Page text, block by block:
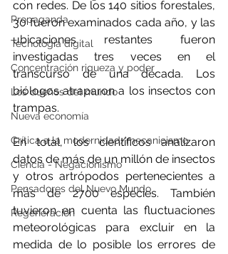
Propaganda
Tecnología digital
Concentración riqueza y poder
Los dueños del mundo
Nueva economía
Crítica a la modernidad/mecanicismo
Ciencia - Negacionismo
Pensadores del Nuevo Mundo
Regeneración
con redes. De los 140 sitios forestales,
30 fueron examinados cada año, y las
ubicaciones restantes fueron
investigadas tres veces en el
transcurso de una década. Los
biólogos atraparon a los insectos con
trampas.
En total, los científicos analizaron
datos de más de un millón de insectos
y otros artrópodos pertenecientes a
más de 2700 especies. También
tuvieron en cuenta las fluctuaciones
meteorológicas para excluir en la
medida de lo posible los errores de